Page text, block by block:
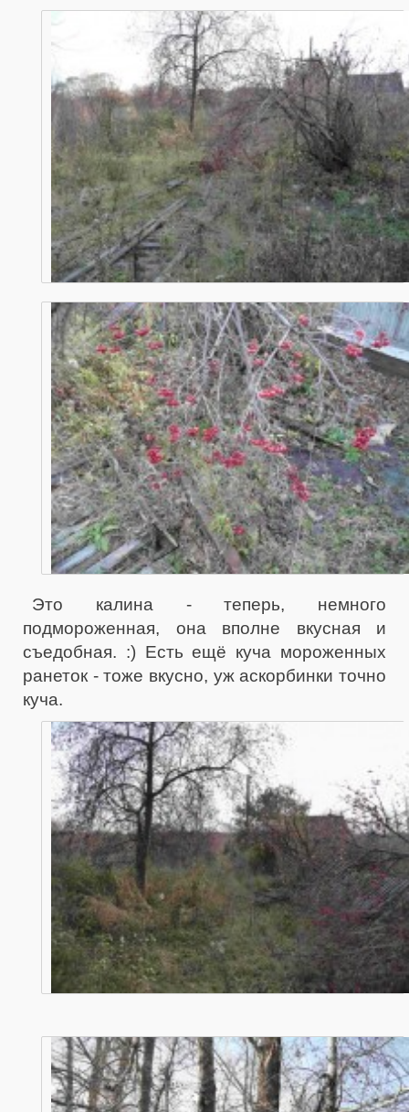
Это калина - теперь, немного
подмороженная, она вполне вкусная и
съедобная. :) Есть ещё куча мороженных
ранеток - тоже вкусно, уж аскорбинки точно
куча.